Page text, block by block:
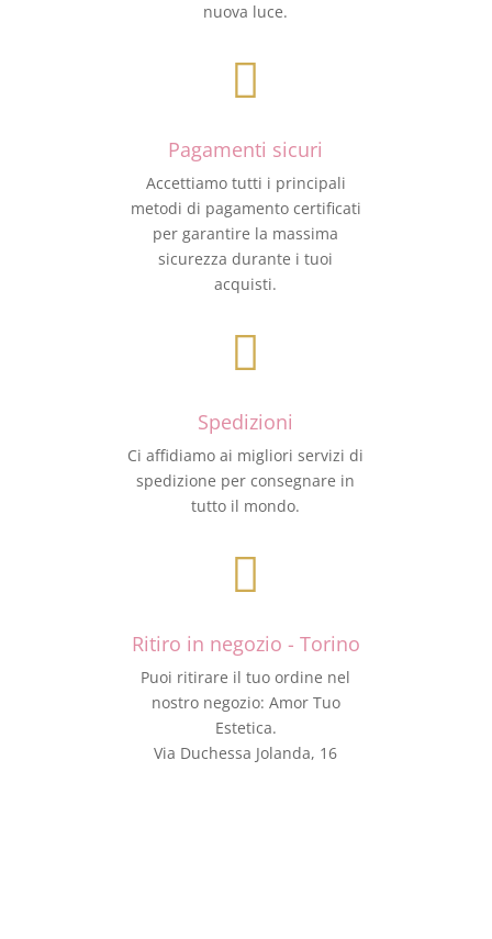
nuova luce.

Pagamenti sicuri
Accettiamo tutti i principali
metodi di pagamento certificati
per garantire la massima
sicurezza durante i tuoi
acquisti.

Spedizioni
Ci affidiamo ai migliori servizi di
spedizione per consegnare in
tutto il mondo.

Ritiro in negozio - Torino
Puoi ritirare il tuo ordine nel
nostro negozio: Amor Tuo
Estetica.
Via Duchessa Jolanda, 16